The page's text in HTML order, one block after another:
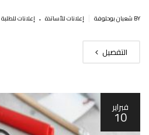
BY شعبان بوحلوفة إعلانات للأساتذة . إعلانات للطلبة
التفصيل
فبراير
10